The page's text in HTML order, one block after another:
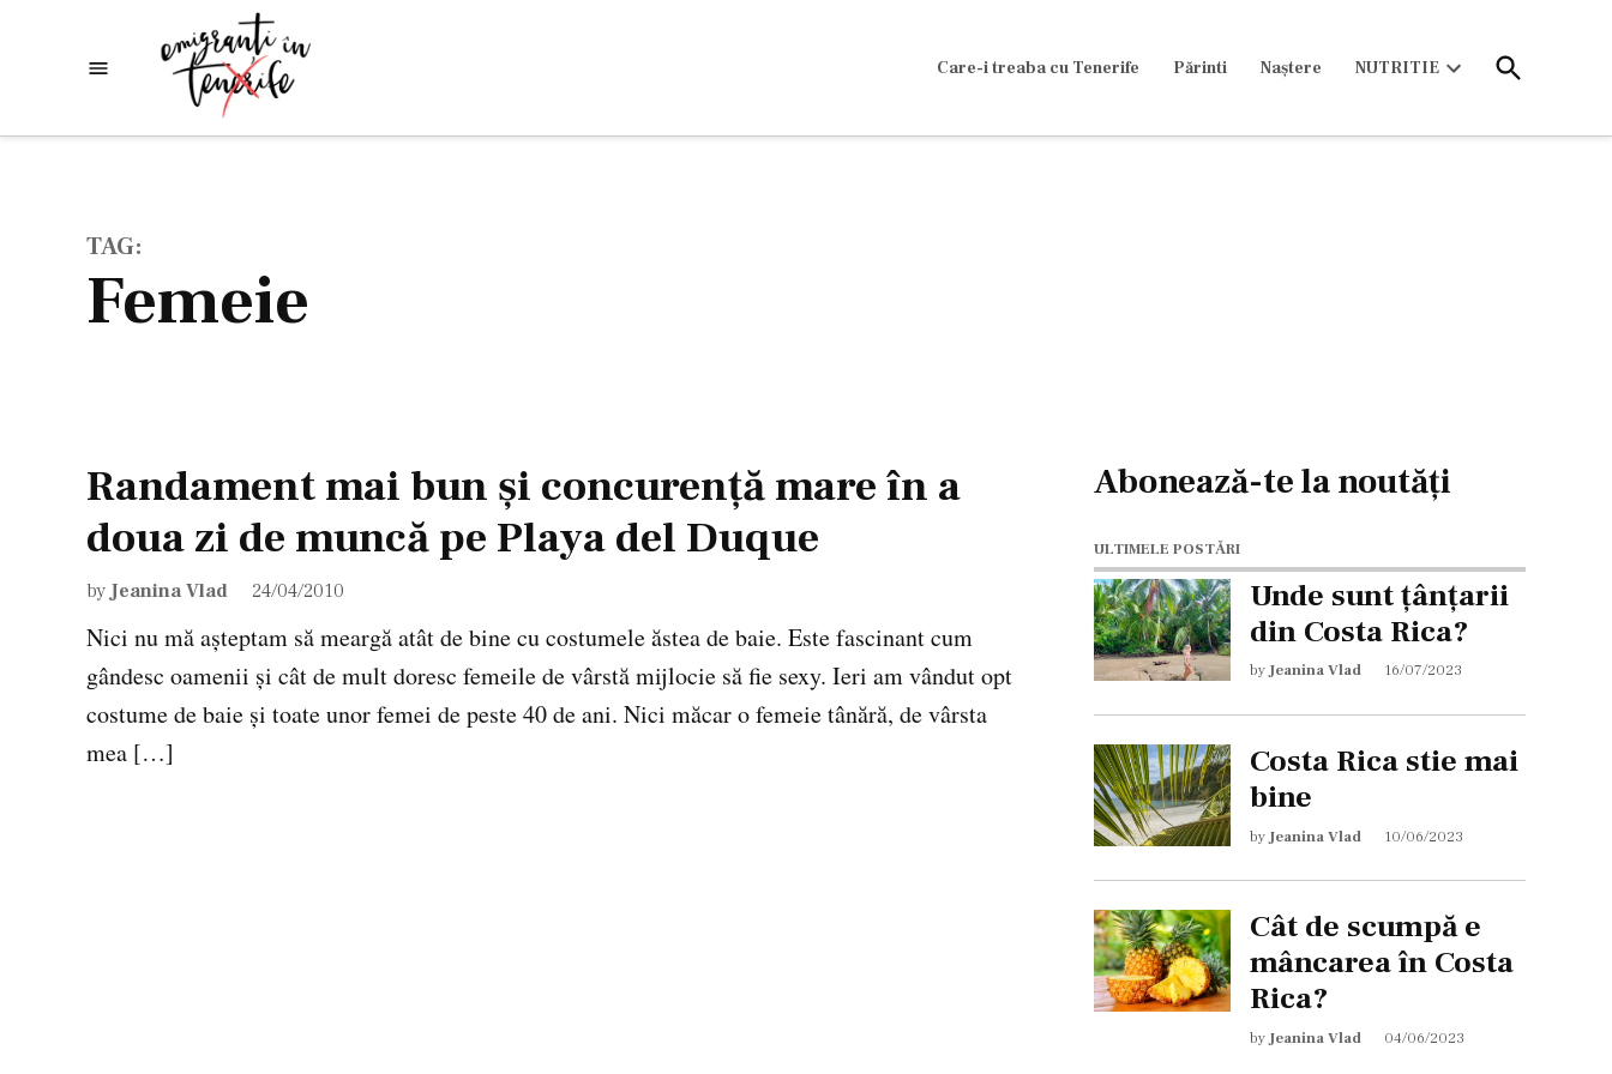
Care-i treaba cu Tenerife Părinti Naștere NUTRITIE
Open
Search
TAG:
femeie
Randament mai bun şi concurenţă mare în a
doua zi de muncă pe Playa del Duque
by Jeanina Vlad 24/04/2010
Nici nu mă aşteptam să meargă atât de bine cu costumele ăstea de baie. Este fascinant cum
gândesc oamenii şi cât de mult doresc femeile de vârstă mijlocie să fie sexy. Ieri am vândut opt
costume de baie şi toate unor femei de peste 40 de ani. Nici măcar o femeie tânără, de vârsta
mea […]
Abonează-te la noutăți
ULTIMELE POSTĂRI
Unde sunt țânțarii
din Costa Rica?
byJeanina Vlad 16/07/2023
Costa Rica stie mai
bine
by Jeanina Vlad 10/06/2023
Cât de scumpă e
mâncarea în Costa
Rica?
by Jeanina Vlad 04/06/2023